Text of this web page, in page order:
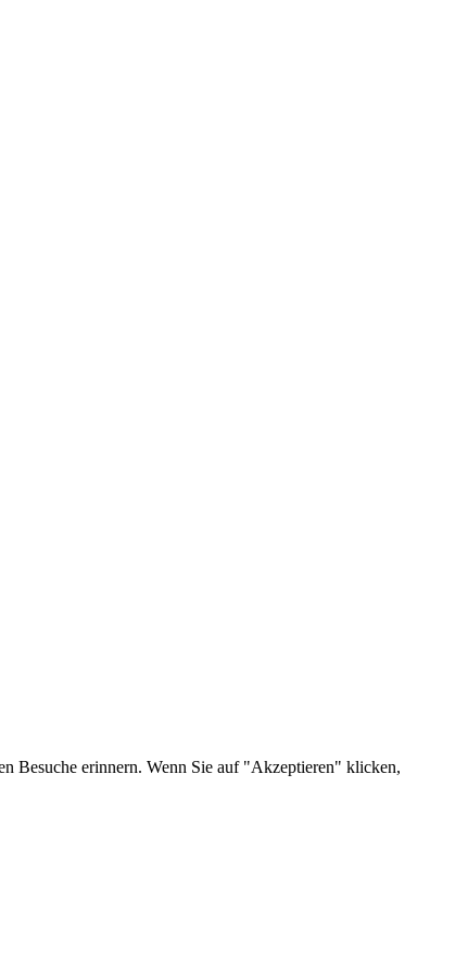
Besuche erinnern. Wenn Sie auf "Akzeptieren" klicken,